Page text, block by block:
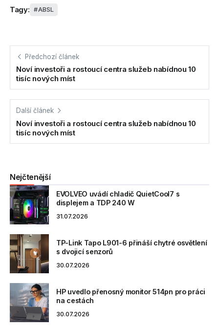
Tagy: ABSL
Předchozí článek
Noví investoři a rostoucí centra služeb nabídnou 10
tisíc nových míst
Další článek
Noví investoři a rostoucí centra služeb nabídnou 10
tisíc nových míst
Nejčtenější
EVOLVEO uvádí chladič QuietCool7 s
displejem a TDP 240 W
31.07.2026
TP-Link Tapo L901-6 přináší chytré osvětlení
s dvojicí senzorů
30.07.2026
HP uvedlo přenosný monitor 514pn pro práci
na cestách
30.07.2026